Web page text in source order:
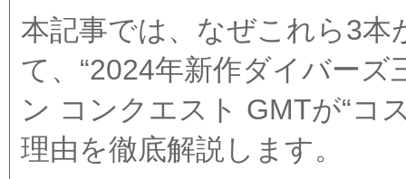
本記事では、なぜこれら3本
て、“2024年新作ダイバー
ン コンクエスト GMTが“コ
理由を徹底解説します。